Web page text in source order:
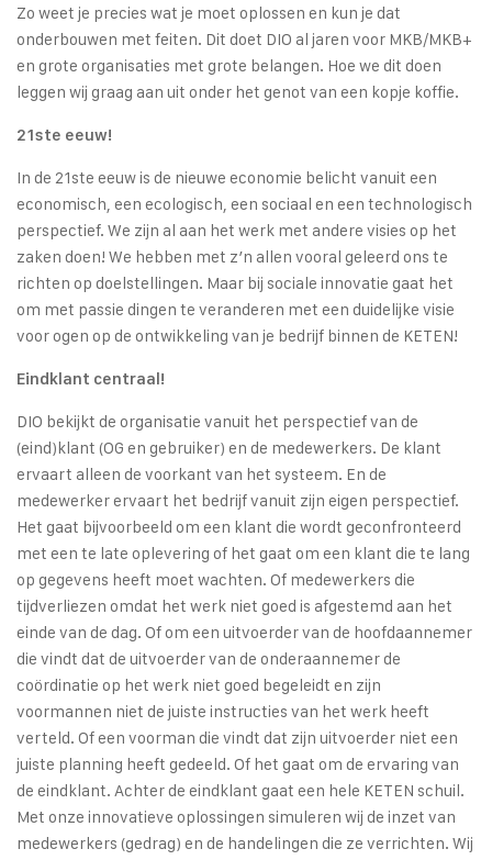
Zo weet je precies wat je moet oplossen en kun je dat
onderbouwen met feiten. Dit doet DIO al jaren voor MKB/MKB+
en grote organisaties met grote belangen. Hoe we dit doen
leggen wij graag aan uit onder het genot van een kopje koffie.
21ste eeuw!
In de 21ste eeuw is de nieuwe economie belicht vanuit een
economisch, een ecologisch, een sociaal en een technologisch
perspectief. We zijn al aan het werk met andere visies op het
zaken doen! We hebben met z’n allen vooral geleerd ons te
richten op doelstellingen. Maar bij sociale innovatie gaat het
om met passie dingen te veranderen met een duidelijke visie
voor ogen op de ontwikkeling van je bedrijf binnen de KETEN!
Eindklant centraal!
DIO bekijkt de organisatie vanuit het perspectief van de
(eind)klant (OG en gebruiker) en de medewerkers. De klant
ervaart alleen de voorkant van het systeem. En de
medewerker ervaart het bedrijf vanuit zijn eigen perspectief.
Het gaat bijvoorbeeld om een klant die wordt geconfronteerd
met een te late oplevering of het gaat om een klant die te lang
op gegevens heeft moet wachten. Of medewerkers die
tijdverliezen omdat het werk niet goed is afgestemd aan het
einde van de dag. Of om een uitvoerder van de hoofdaannemer
die vindt dat de uitvoerder van de onderaannemer de
coördinatie op het werk niet goed begeleidt en zijn
voormannen niet de juiste instructies van het werk heeft
verteld. Of een voorman die vindt dat zijn uitvoerder niet een
juiste planning heeft gedeeld. Of het gaat om de ervaring van
de eindklant. Achter de eindklant gaat een hele KETEN schuil.
Met onze innovatieve oplossingen simuleren wij de inzet van
medewerkers (gedrag) en de handelingen die ze verrichten. Wij